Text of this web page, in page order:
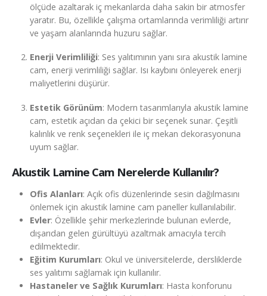
ölçüde azaltarak iç mekanlarda daha sakin bir atmosfer
yaratır. Bu, özellikle çalışma ortamlarında verimliliği artırır
ve yaşam alanlarında huzuru sağlar.
Enerji Verimliliği: Ses yalıtımının yanı sıra akustik lamine
cam, enerji verimliliği sağlar. Isı kaybını önleyerek enerji
maliyetlerini düşürür.
Estetik Görünüm: Modern tasarımlarıyla akustik lamine
cam, estetik açıdan da çekici bir seçenek sunar. Çeşitli
kalınlık ve renk seçenekleri ile iç mekan dekorasyonuna
uyum sağlar.
Akustik Lamine Cam Nerelerde Kullanılır?
Ofis Alanları: Açık ofis düzenlerinde sesin dağılmasını
önlemek için akustik lamine cam paneller kullanılabilir.
Evler: Özellikle şehir merkezlerinde bulunan evlerde,
dışarıdan gelen gürültüyü azaltmak amacıyla tercih
edilmektedir.
Eğitim Kurumları: Okul ve üniversitelerde, dersliklerde
ses yalıtımı sağlamak için kullanılır.
Hastaneler ve Sağlık Kurumları: Hasta konforunu